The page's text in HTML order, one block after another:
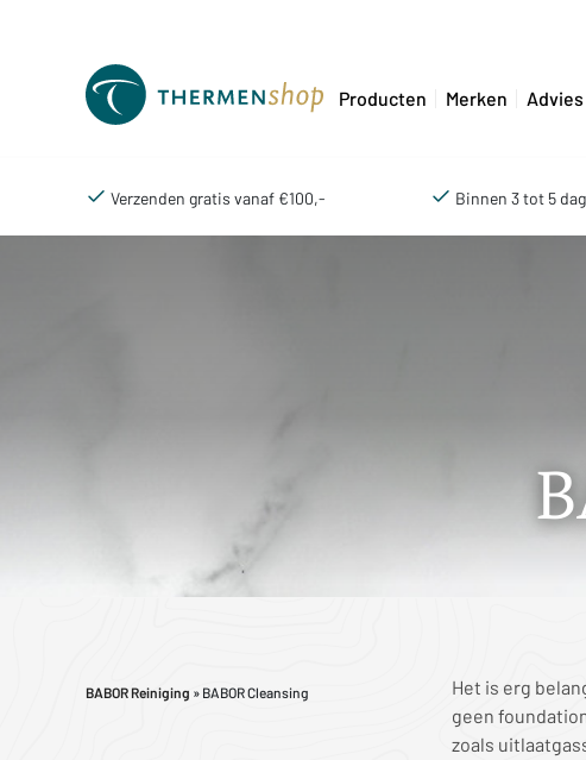
Producten Merken Advies
Verzenden gratis vanaf €100,- Binnen 3 tot 5
BABOR Reiniging » BABOR Cleansing
Het is erg
geen
zoals